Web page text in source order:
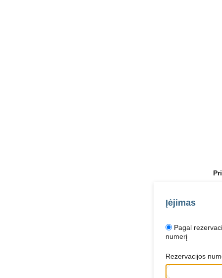
Įėjimas
Pagal
numerį
Rezervacijos